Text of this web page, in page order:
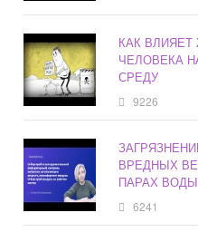
КАК
ЧЕЛОВЕКА
СРЕДУ
9226
ВРЕДНЫХ
ПАРАХ
6241